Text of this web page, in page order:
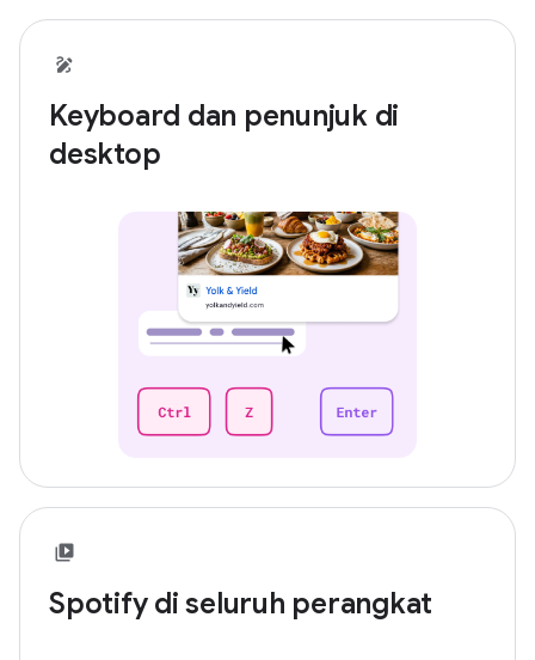
Keyboard dan penunjuk di
desktop
Spotify di seluruh perangkat